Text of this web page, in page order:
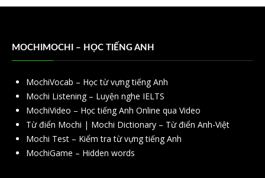
MOCHIMOCHI – HỌC TIẾNG ANH
MochiVocab – Học từ vựng tiếng Anh
Mochi Listening – Luyện nghe IELTS
MochiVideo – Học tiếng Anh Online qua Video
Từ điển Mochi | Mochi Dictionary – Từ điển Anh-Việt
Mochi Test – Kiểm tra từ vựng tiếng Anh
MochiGame – Hidden words